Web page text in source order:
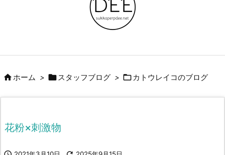
前へ


ホーム > スタッフブログ >  カトウレイコのブログ
花粉×刺激物